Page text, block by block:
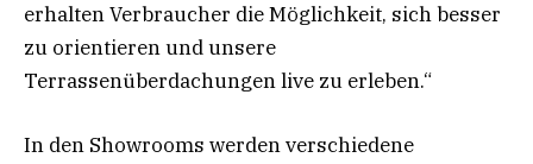
erhalten Verbraucher die Möglichkeit, sich besser
zu orientieren und unsere
Terrassenüberdachungen live zu erleben.“
In den Showrooms werden verschiedene